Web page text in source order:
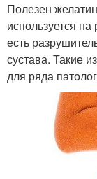
Полезен
используется
есть
сустава. Такие
для ряда